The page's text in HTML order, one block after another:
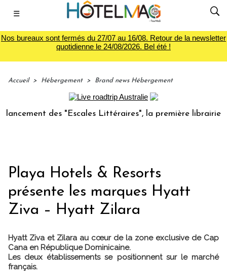
☰
Nos bureaux sont fermés du 27/07 au 16/08. Retour de la newsletter
quotidienne le 24/08/2026. Bel été !
Accueil > Hébergement > Brand news Hébergement
des "Escales Littéraires", la première librairie du
Playa Hotels & Resorts
présente les marques Hyatt
Ziva – Hyatt Zilara
Hyatt Ziva et Zilara au cœur de la zone exclusive de Cap
Cana en République Dominicaine.
Les deux établissements se positionnent sur le marché
français.